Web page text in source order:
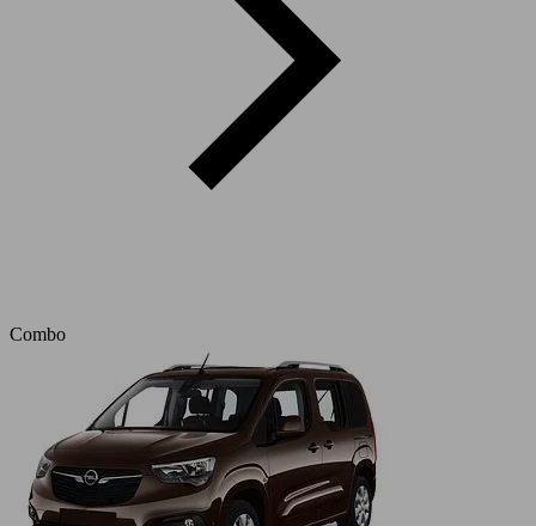
Combo